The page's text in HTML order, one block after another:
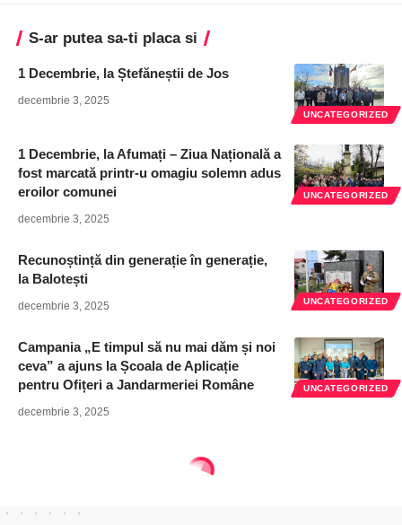
S-ar putea sa-ti placa si
UNCATEGORIZED
1 Decembrie, la Ștefăneștii de Jos
decembrie 3, 2025
UNCATEGORIZED
1 Decembrie, la Afumați – Ziua Națională a
fost marcată printr-u omagiu solemn adus
eroilor comunei
decembrie 3, 2025
UNCATEGORIZED
Recunoștință din generație în generație,
la Balotești
decembrie 3, 2025
UNCATEGORIZED
Campania „E timpul să nu mai dăm și noi
ceva” a ajuns la Școala de Aplicație
pentru Ofițeri a Jandarmeriei Române
decembrie 3, 2025